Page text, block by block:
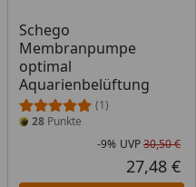
Schego
Membranpumpe
optimal
Aquarienbelüftung
(1)
28 Punkte
-9% UVP30,50 €
27,48 €